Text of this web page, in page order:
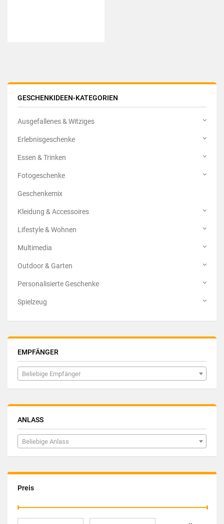
GESCHENKIDEEN-KATEGORIEN
Ausgefallenes & Witziges
Erlebnisgeschenke
Essen & Trinken
Fotogeschenke
Geschenkemix
Kleidung & Accessoires
Lifestyle & Wohnen
Multimedia
Outdoor & Garten
Personalisierte Geschenke
Spielzeug
EMPFÄNGER
Beliebige Empfänger
ANLASS
Beliebige Anlass
Preis